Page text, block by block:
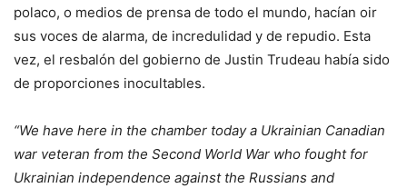
polaco, o medios de prensa de todo el mundo, hacían oir
sus voces de alarma, de incredulidad y de repudio. Esta
vez, el resbalón del gobierno de Justin Trudeau había sido
de proporciones inocultables.
“We have here in the chamber today a Ukrainian Canadian
war veteran from the Second World War who fought for
Ukrainian independence against the Russians and